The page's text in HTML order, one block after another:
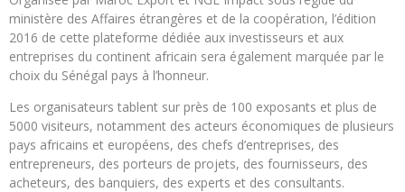
ministère des Affaires étrangères et de la coopération, l’édition
2016 de cette plateforme dédiée aux investisseurs et aux
entreprises du continent africain sera également marquée par le
choix du Sénégal pays à l’honneur.
Les organisateurs tablent sur près de 100 exposants et plus de
5000 visiteurs, notamment des acteurs économiques de plusieurs
pays africains et européens, des chefs d’entreprises, des
entrepreneurs, des porteurs de projets, des fournisseurs, des
acheteurs, des banquiers, des experts et des consultants.